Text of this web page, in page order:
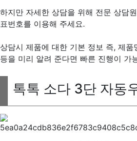
하지만 자세한 상담을 위해 전문 상담
표번호를 이용해 주세요.
상담시 제품에 대한 기본 정보 즉, 제
등을 미리 알려 준다면 빠른 진행이 가
톡톡 소다 3단 자동